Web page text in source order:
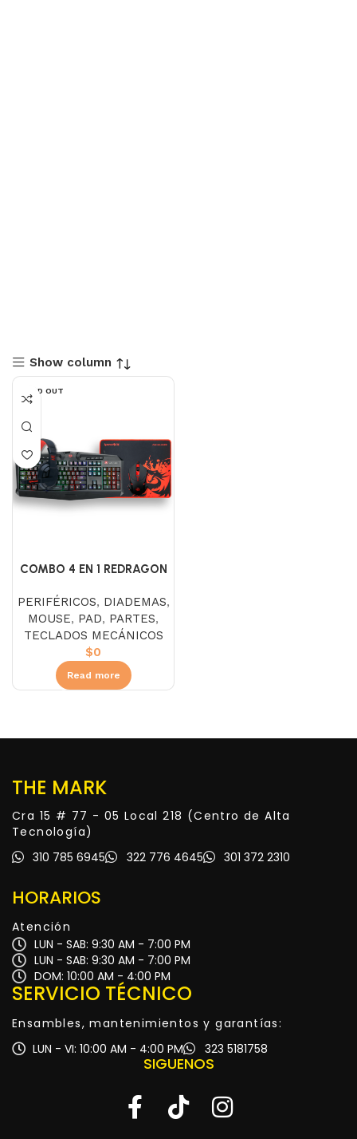
Show column
SOLD OUT
COMBO 4 EN 1 REDRAGON
PERIFÉRICOS, DIADEMAS,
MOUSE, PAD, PARTES,
TECLADOS MECÁNICOS
$0
Read more
THE MARK
Cra 15 # 77 - 05 Local 218 (Centro de Alta
Tecnología)
310 785 6945
322 776 4645 301 372 2310
HORARIOS
Atención
LUN - SAB: 9:30 AM - 7:00 PM
LUN - SAB: 9:30 AM - 7:00 PM
DOM: 10:00 AM - 4:00 PM
SERVICIO TÉCNICO
Ensambles, mantenimientos y garantías:
LUN - VI: 10:00 AM - 4:00 PM
323 5181758
SIGUENOS